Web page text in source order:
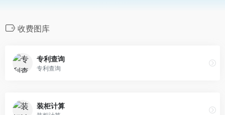
收费图库
专利查询
专利查询
装柜计算